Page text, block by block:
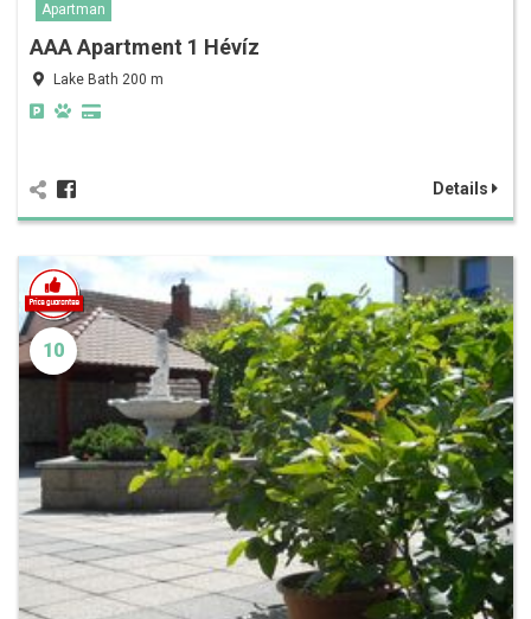
Apartman
AAA Apartment 1 Hévíz
Lake Bath 200 m
Details
10